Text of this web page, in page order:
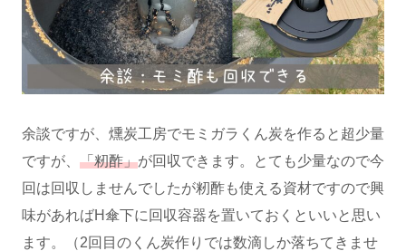
余談ですが、燻炭工房でモミガラくん炭を作ると超少量
ですが、 「籾酢」が回収できます。とても少量なので今
回は回収しませんでしたが籾酢も使える資材ですので興
味があればH傘下に回収容器を置いておくといいと思い
ます。（2回目のくん炭作りでは数滴しか落ちてきませ